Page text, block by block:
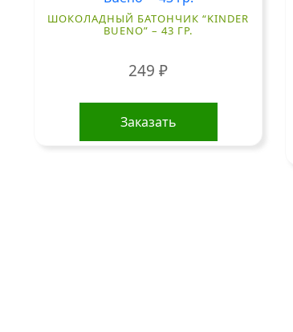
ШОКОЛАДНЫЙ БАТОНЧИК “KINDER
BUENO” – 43 ГР.
249₽
Заказать